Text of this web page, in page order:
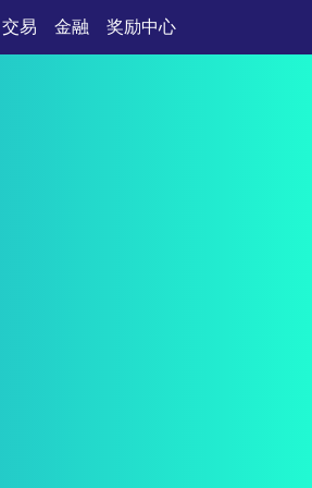
交易 金融 奖励中心